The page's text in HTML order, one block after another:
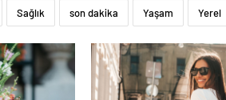
Sağlık son dakika Yaşam Yerel